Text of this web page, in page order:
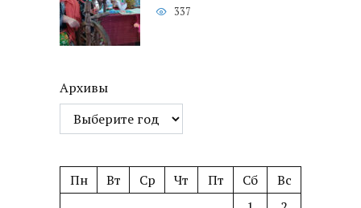
337
Архивы
Пн Вт Ср Чт Пт Сб
Вс